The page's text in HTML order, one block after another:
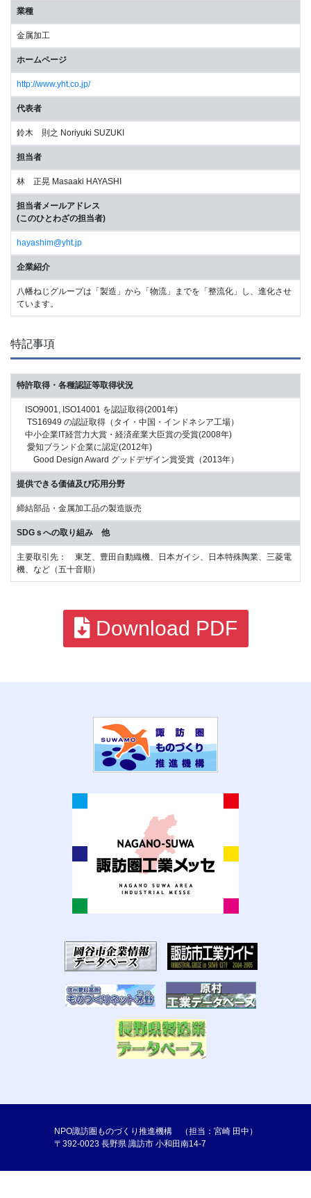
業種
金属加工
ホームページ
http://www.yht.co.jp/
代表者
鈴木 則之 Noriyuki SUZUKI
担当者
林 正晃 Masaaki HAYASHI
担当者メールアドレス
(このひとわざの担当者)
hayashim@yht.jp
企業紹介
八幡ねじグループは「製造」から「物流」までを「整流化」し、進化させ
ています。
特記事項
特許取得・各種認証等取得状況
ISO9001, ISO14001 を認証取得(2001年)
TS16949 の認証取得（タイ・中国・インドネシア工場）
中小企業IT経営力大賞・経済産業大臣賞の受賞(2008年)
愛知ブランド企業に認定(2012年)
Good Design Award グッドデザイン賞受賞（2013年）
提供できる価値及び応用分野
締結部品・金属加工品の製造販売
SDGｓへの取り組み 他
主要取引先： 東芝、豊田自動織機、日本ガイシ、日本特殊陶業、三菱電
機、など（五十音順）
Download PDF
NPO諏訪圏ものづくり推進機構 （担当：宮崎 田中）
〒392-0023 長野県 諏訪市 小和田南14-7